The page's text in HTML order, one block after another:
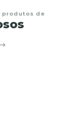
produtos de